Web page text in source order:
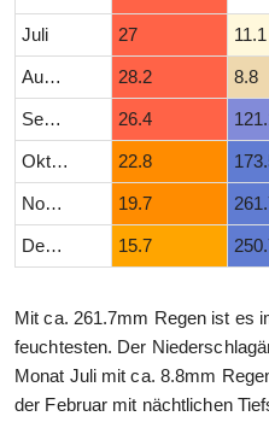
Juli 27 11.1
August 28.2 8.8
September 26.4
Oktober 22.8
November 19.7
Dezember 15.7
Mit ca. 261.7mm Regen ist es
feuchtesten. Der
Monat Juli mit ca. 8.8mm
der Februar mit nächtlichen